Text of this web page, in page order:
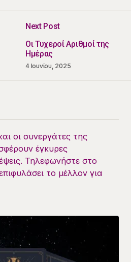
Next Post
Οι Τυχεροί Αριθμοί της
Ημέρας
4 Ιουνίου, 2025
οι συνεργάτες της
έγκυρες
Τηλεφωνήστε στο
το μέλλον για